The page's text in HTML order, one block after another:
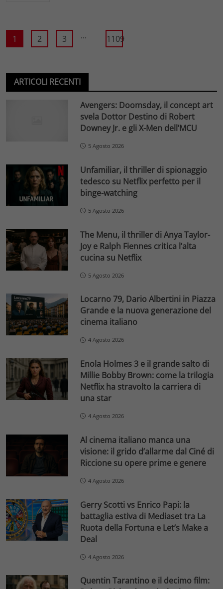
1 2 3 ... 1109
ARTICOLI RECENTI
Avengers: Doomsday, il concept art
svela Dottor Destino di Robert
Downey Jr. e gli X-Men dell’MCU
5 Agosto 2026
Unfamiliar, il thriller di spionaggio
tedesco su Netflix perfetto per il
binge-watching
5 Agosto 2026
The Menu, il thriller di Anya Taylor-
Joy e Ralph Fiennes critica l’alta
cucina su Netflix
5 Agosto 2026
Locarno 79, Dario Albertini in Piazza
Grande e la nuova generazione del
cinema italiano
4 Agosto 2026
Enola Holmes 3 e il grande salto di
Millie Bobby Brown: come la trilogia
Netflix ha stravolto la carriera di
una star
4 Agosto 2026
Al cinema italiano manca una
visione: il grido d’allarme dal Ciné di
Riccione su opere prime e genere
4 Agosto 2026
Gerry Scotti vs Enrico Papi: la
battaglia estiva di Mediaset tra La
Ruota della Fortuna e Let’s Make a
Deal
4 Agosto 2026
Quentin Tarantino e il decimo film: